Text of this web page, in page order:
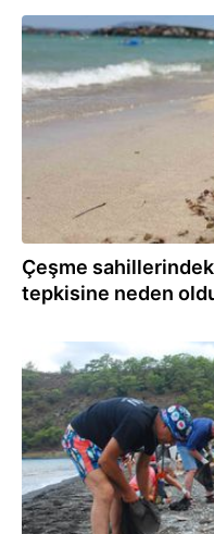
27.07.2026
Çeşme
tepkisine neden
26.07.2026